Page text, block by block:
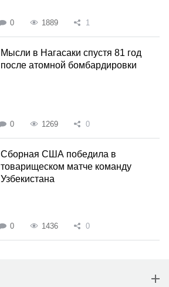
0 1889 1
Мысли в Нагасаки спустя 81 год
после атомной бомбардировки
0 1269 0
Сборная США победила в
товарищеском матче команду
Узбекистана
0 1436 0